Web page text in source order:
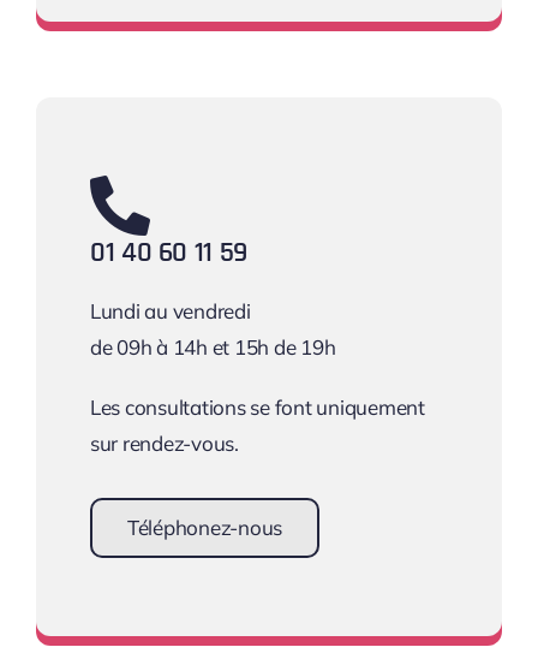
01 40 60 11 59
Lundi au vendredi
de 09h à 14h et 15h de 19h
Les consultations se font uniquement
sur rendez-vous.
Téléphonez-nous